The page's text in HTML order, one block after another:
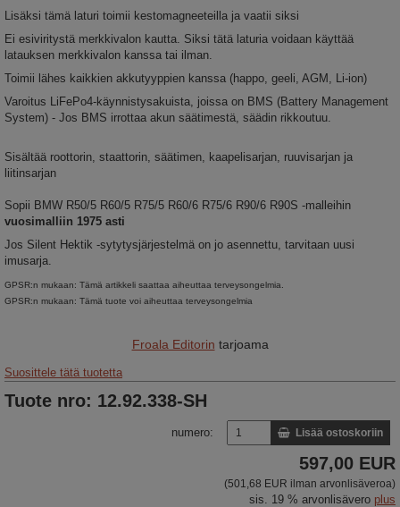
Lisäksi tämä laturi toimii kestomagneeteilla ja vaatii siksi
Ei esiviritystä merkkivalon kautta. Siksi tätä laturia voidaan käyttää
latauksen merkkivalon kanssa tai ilman.
Toimii lähes kaikkien akkutyyppien kanssa (happo, geeli, AGM, Li-ion)
Varoitus LiFePo4-käynnistysakuista, joissa on BMS (Battery Management
System) - Jos BMS irrottaa akun säätimestä, säädin rikkoutuu.
Sisältää roottorin, staattorin, säätimen, kaapelisarjan, ruuvisarjan ja
liitinsarjan
Sopii BMW R50/5 R60/5 R75/5 R60/6 R75/6 R90/6 R90S -malleihin
vuosimalliin 1975 asti
Jos Silent Hektik -sytytysjärjestelmä on jo asennettu, tarvitaan uusi
imusarja.
GPSR:n mukaan: Tämä artikkeli saattaa aiheuttaa terveysongelmia.
GPSR:n mukaan: Tämä tuote voi aiheuttaa terveysongelmia
Froala Editorin tarjoama
Suosittele tätä tuotetta
Tuote nro: 12.92.338-SH
numero: Lisää ostoskoriin
597,00 EUR
(501,68 EUR ilman arvonlisäveroa)
sis. 19 % arvonlisävero plus